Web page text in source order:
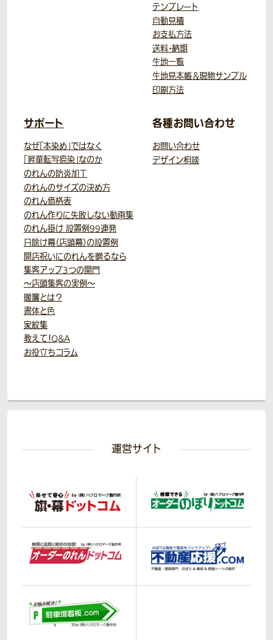
テンプレート
自動見積
お支払方法
送料・納期
生地一覧
生地見本帳＆現物サンプル
印刷方法
サポート
なぜ「本染め」ではなく
「昇華転写捺染」なのか
のれんの防炎加工
のれんのサイズの決め方
のれん価格表
のれん作りに失敗しない動画集
のれん掛け 設置例99連発
日除け幕（店頭幕）の設置例
開店祝いにのれんを贈るなら
集客アップ3つの関門
～店頭集客の実例～
暖簾とは？
書体と色
家紋集
教えて！Q&A
お役立ちコラム
各種お問い合わせ
お問い合わせ
デザイン相談
運営サイト